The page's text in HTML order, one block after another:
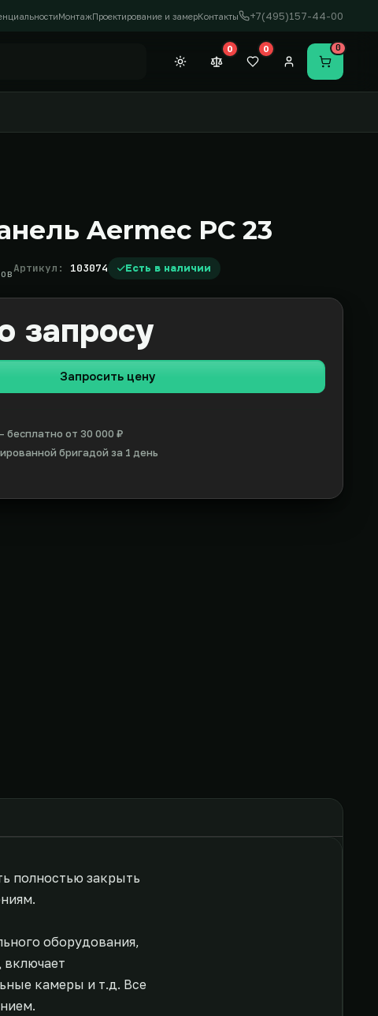
МонтажПроектирование и замерКонтакты +7(495)157-44-00
Темная тема
0 0
Перейти
0
Aermec PC 23
Артикул: 103074 Есть в наличии
запросу
Запросить цену
бесплатно от 30 000 ₽
бригадой за 1 день
полностью закрыть
оборудования,
камеры и т.д. Все